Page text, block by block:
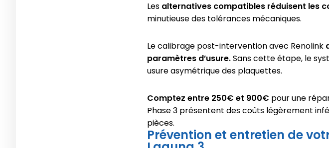
Les alternatives compatibles réduisent les
minutieuse des tolérances mécaniques.
Le calibrage post-intervention avec Renolink
paramètres d’usure.Sans cette étape, le
usure asymétrique des plaquettes.
Comptez entre 250€ et 900€ pour une
Phase 3 présentent des coûts légèrement
pièces.
Prévention et entretien de